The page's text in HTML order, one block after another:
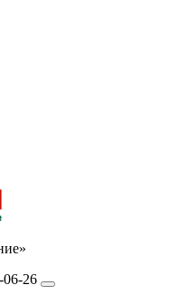
26